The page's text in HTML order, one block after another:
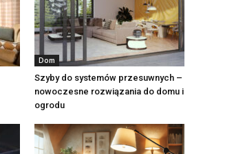
Dom
Szyby do systemów przesuwnych –
nowoczesne rozwiązania do domu i
ogrodu